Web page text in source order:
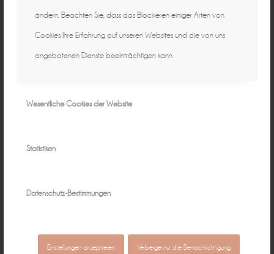
ändern. Beachten Sie, dass das Blockieren einiger Arten von
Cookies Ihre Erfahrung auf unseren Websites und die von uns
angebotenen Dienste beeinträchtigen kann.
Wesentliche Cookies der Website
Statistiken
Datenschutz-Bestimmungen
Einstellungen akzeptieren Verberge nur die Benachrichtigung